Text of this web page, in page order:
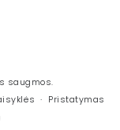
saugmos.
Pristatymas